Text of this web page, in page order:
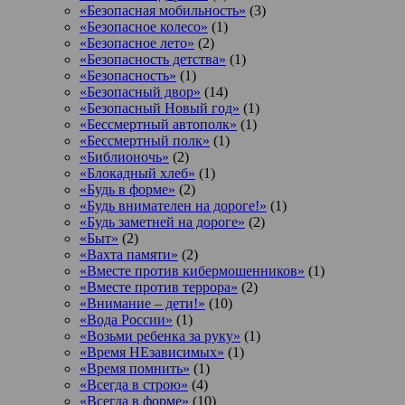
«Безопасная мобильность» (3)
«Безопасное колесо» (1)
«Безопасное лето» (2)
«Безопасность детства» (1)
«Безопасность» (1)
«Безопасный двор» (14)
«Безопасный Новый год» (1)
«Бессмертный автополк» (1)
«Бессмертный полк» (1)
«Библионочь» (2)
«Блокадный хлеб» (1)
«Будь в форме» (2)
«Будь внимателен на дороге!» (1)
«Будь заметней на дороге» (2)
«Быт» (2)
«Вахта памяти» (2)
«Вместе против кибермошенников» (1)
«Вместе против террора» (2)
«Внимание – дети!» (10)
«Вода России» (1)
«Возьми ребенка за руку» (1)
«Время НЕзависимых» (1)
«Время помнить» (1)
«Всегда в строю» (4)
«Всегда в форме» (10)